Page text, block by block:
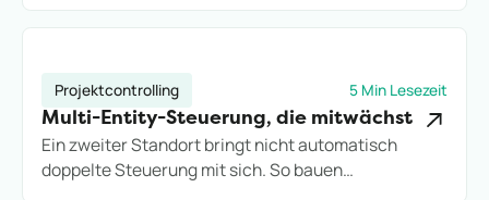
Kundenreporting auf, das Vertrauen schafft statt
Projektcontrolling 5 Min Lesezeit
Multi-Entity-Steuerung, die mitwächst
Ein zweiter Standort bringt nicht automatisch
doppelte Steuerung mit sich. So bauen